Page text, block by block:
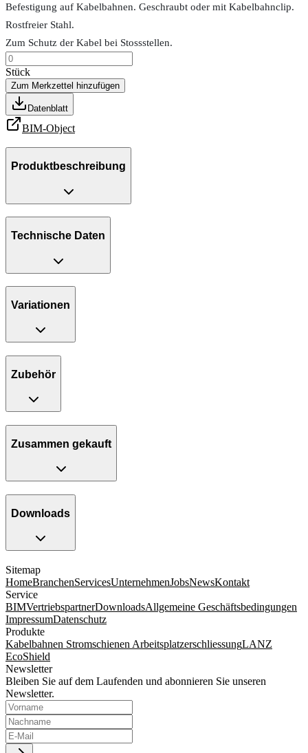
Befestigung auf Kabelbahnen. Geschraubt oder mit Kabelbahnclip.
Rostfreier Stahl.
Zum Schutz der Kabel bei Stossstellen.
Stück
Zum Merkzettel hinzufügen
Datenblatt
BIM-Object
Produktbeschreibung
Technische Daten
Variationen
Zubehör
Zusammen gekauft
Downloads
Sitemap
HomeBranchenServicesUnternehmenJobsNewsKontakt
Service
BIMVertriebspartnerDownloadsAllgemeine Geschäftsbedingungen
ImpressumDatenschutz
Produkte
Kabelbahnen Stromschienen ArbeitsplatzerschliessungLANZ
EcoShield
Newsletter
Bleiben Sie auf dem Laufenden und abonnieren Sie unseren
Newsletter.